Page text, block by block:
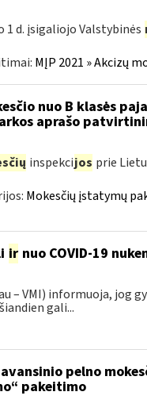
1 d. įsigaliojo Valstybinės
MĮP 2021 » Akcizų
nuo B klasės
aprašo
inspekcijos prie
Mokesčių įstatymų
irnuo COVID-19
– VMI) informuoja, jog
gali...
pelno
pakeitimo